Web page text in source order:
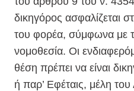
δικηγόρος ασφαλίζεται
του φορέα, σύμφωνα με
νομοθεσία. Οι
θέση πρέπει να είναι
ή παρ’ Εφέταις, μέλη